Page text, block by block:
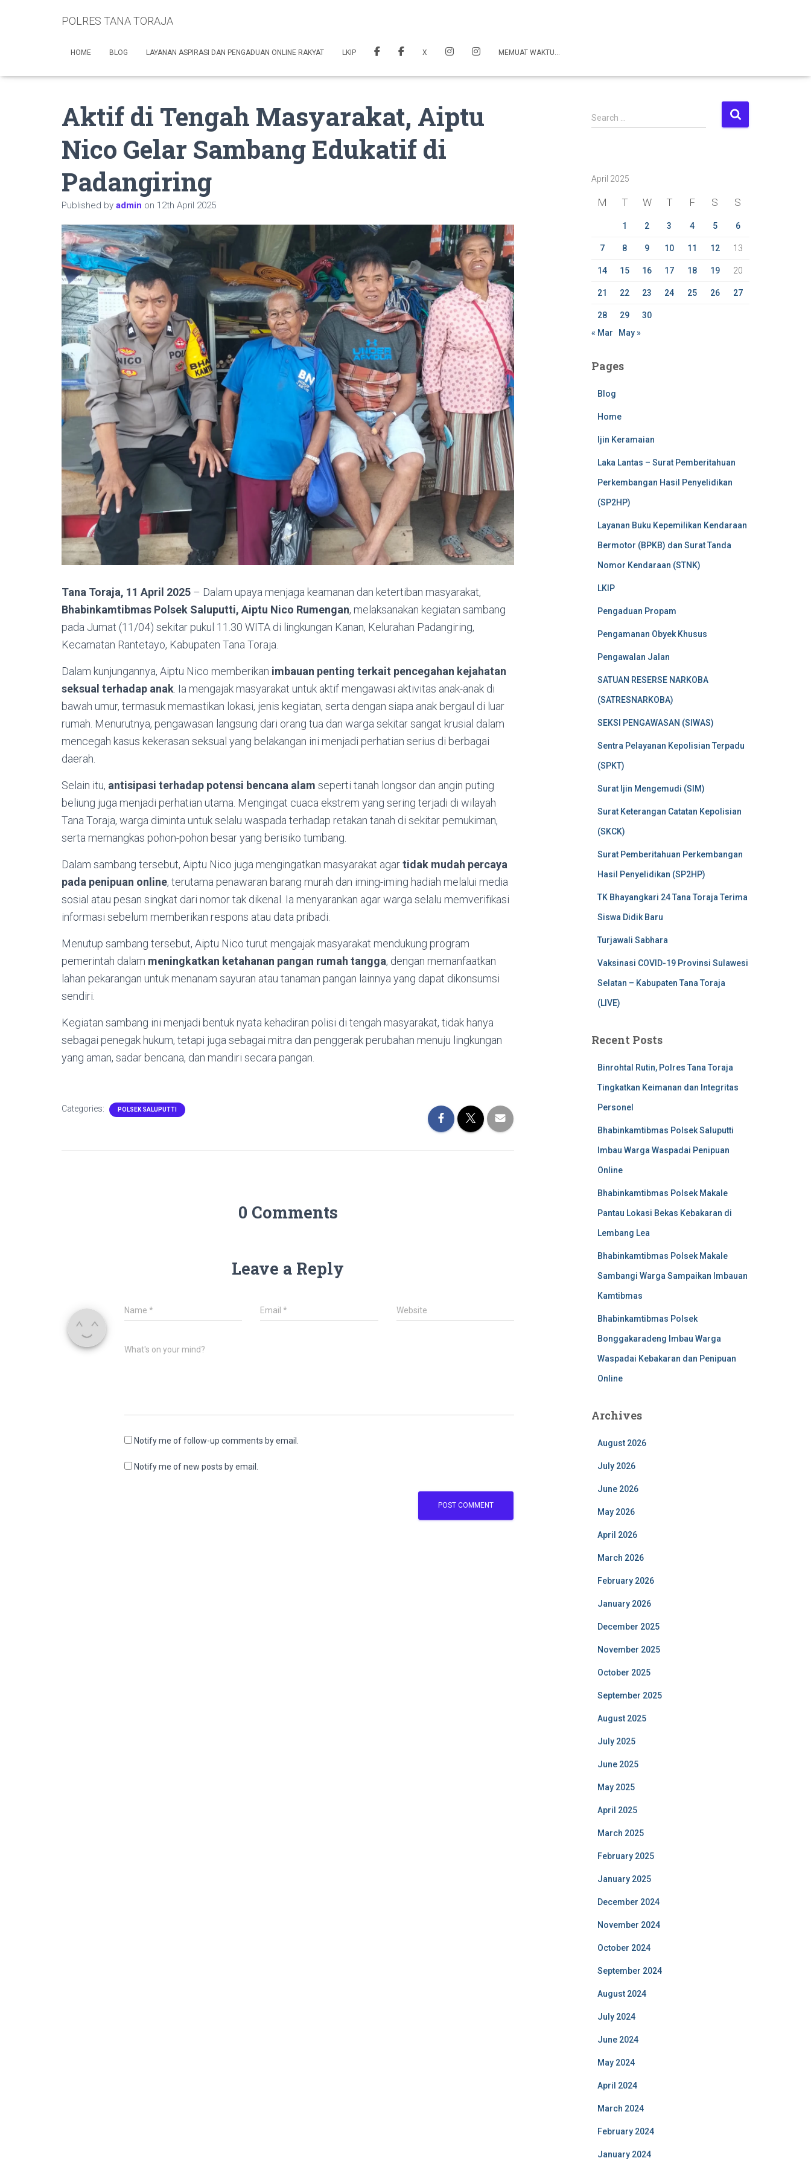
POLRES TANA TORAJA
HOME BLOG LAYANAN ASPIRASI DAN PENGADUAN ONLINE RAKYAT LKIP X MEMUAT WAKTU…
Aktif di Tengah Masyarakat, Aiptu
Nico Gelar Sambang Edukatif di
Padangiring
Published by admin on 12th April 2025
Tana Toraja, 11 April 2025 – Dalam upaya menjaga keamanan dan ketertiban masyarakat,
Bhabinkamtibmas Polsek Saluputti, Aiptu Nico Rumengan, melaksanakan kegiatan sambang
pada Jumat (11/04) sekitar pukul 11.30 WITA di lingkungan Kanan, Kelurahan Padangiring,
Kecamatan Rantetayo, Kabupaten Tana Toraja.
Dalam kunjungannya, Aiptu Nico memberikan imbauan penting terkait pencegahan kejahatan
seksual terhadap anak. Ia mengajak masyarakat untuk aktif mengawasi aktivitas anak-anak di
bawah umur, termasuk memastikan lokasi, jenis kegiatan, serta dengan siapa anak bergaul di luar
rumah. Menurutnya, pengawasan langsung dari orang tua dan warga sekitar sangat krusial dalam
mencegah kasus kekerasan seksual yang belakangan ini menjadi perhatian serius di berbagai
daerah.
Selain itu, antisipasi terhadap potensi bencana alam seperti tanah longsor dan angin puting
beliung juga menjadi perhatian utama. Mengingat cuaca ekstrem yang sering terjadi di wilayah
Tana Toraja, warga diminta untuk selalu waspada terhadap retakan tanah di sekitar pemukiman,
serta memangkas pohon-pohon besar yang berisiko tumbang.
Dalam sambang tersebut, Aiptu Nico juga mengingatkan masyarakat agartidak mudah percaya
pada penipuan online, terutama penawaran barang murah dan iming-iming hadiah melalui media
sosial atau pesan singkat dari nomor tak dikenal. Ia menyarankan agar warga selalu memverifikasi
informasi sebelum memberikan respons atau data pribadi.
Menutup sambang tersebut, Aiptu Nico turut mengajak masyarakat mendukung program
pemerintah dalam meningkatkan ketahanan pangan rumah tangga, dengan memanfaatkan
lahan pekarangan untuk menanam sayuran atau tanaman pangan lainnya yang dapat dikonsumsi
sendiri.
Kegiatan sambang ini menjadi bentuk nyata kehadiran polisi di tengah masyarakat, tidak hanya
sebagai penegak hukum, tetapi juga sebagai mitra dan penggerak perubahan menuju lingkungan
yang aman, sadar bencana, dan mandiri secara pangan.
Categories: POLSEK SALUPUTTI
0 Comments
Leave a Reply
Name * Email* Website
What's on your mind?
Notify me of follow-up comments by email.
Notify me of new posts by email.
S
e
h
Search …
April 2025
M T W T F S S
1 2 3 4 5 6
7 8 9 10 11 12 13
14 15 16 17 18 19 20
21 22 23 24 25 26 27
28 29
30
« Mar
May »
Pages
Blog
Home
Ijin Keramaian
Laka Lantas – Surat Pemberitahuan
Perkembangan Hasil Penyelidikan
(SP2HP)
Layanan Buku Kepemilikan Kendaraan
Bermotor (BPKB) dan Surat Tanda
Nomor Kendaraan (STNK)
LKIP
Pengaduan Propam
Pengamanan Obyek Khusus
Pengawalan Jalan
SATUAN RESERSE NARKOBA
(SATRESNARKOBA)
SEKSI PENGAWASAN (SIWAS)
Sentra Pelayanan Kepolisian Terpadu
(SPKT)
Surat Ijin Mengemudi (SIM)
Surat Keterangan Catatan Kepolisian
(SKCK)
Surat Pemberitahuan Perkembangan
Hasil Penyelidikan (SP2HP)
TK Bhayangkari 24 Tana Toraja Terima
Siswa Didik Baru
Turjawali Sabhara
Vaksinasi COVID-19 Provinsi Sulawesi
Selatan – Kabupaten Tana Toraja
(LIVE)
Recent Posts
Binrohtal Rutin, Polres Tana Toraja
Tingkatkan Keimanan dan Integritas
Personel
Bhabinkamtibmas Polsek Saluputti
Imbau Warga Waspadai Penipuan
Online
Bhabinkamtibmas Polsek Makale
Pantau Lokasi Bekas Kebakaran di
Lembang Lea
Bhabinkamtibmas Polsek Makale
Sambangi Warga Sampaikan Imbauan
Kamtibmas
Bhabinkamtibmas Polsek
Bonggakaradeng Imbau Warga
Waspadai Kebakaran dan Penipuan
Online
Archives
August 2026
July 2026
June 2026
May 2026
April 2026
March 2026
February 2026
January 2026
December 2025
November 2025
October 2025
September 2025
August 2025
July 2025
June 2025
May 2025
April 2025
March 2025
February 2025
January 2025
December 2024
November 2024
October 2024
September 2024
August 2024
July 2024
June 2024
May 2024
April 2024
March 2024
February 2024
January 2024